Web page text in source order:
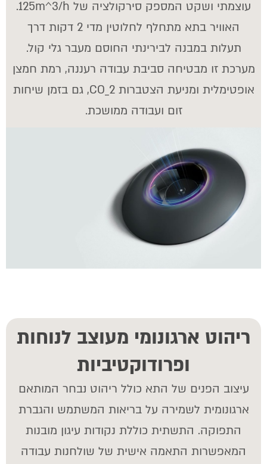
עוצמתי ושקט המספק סירקולציה של 125m^3/h.
האוויר בתא מתחלף לחלוטין מדי 2 דקות דרך
תעלות במבנה לבירינתי החוסם מעבר גלי קול.
מערכת זו מבטיחה סביבת עבודה רעננה, רמת חמצן
אופטימלית ומניעת הצטברותCO_2, גם בזמן שיחות
זום ועבודה ממושכת.
ריהוט ארגונומי מעוצב לנוחות
ופרודוקטיביות
עיצוב הפנים של התא כולל ריהוט נבחר המותאם
ארגונומית לשמירה על בריאות המשתמש והגברת
התפוקה. התשתית כוללת נקודות עיגון מובנות
המאפשרות התאמה אישית של שולחנות עבודה